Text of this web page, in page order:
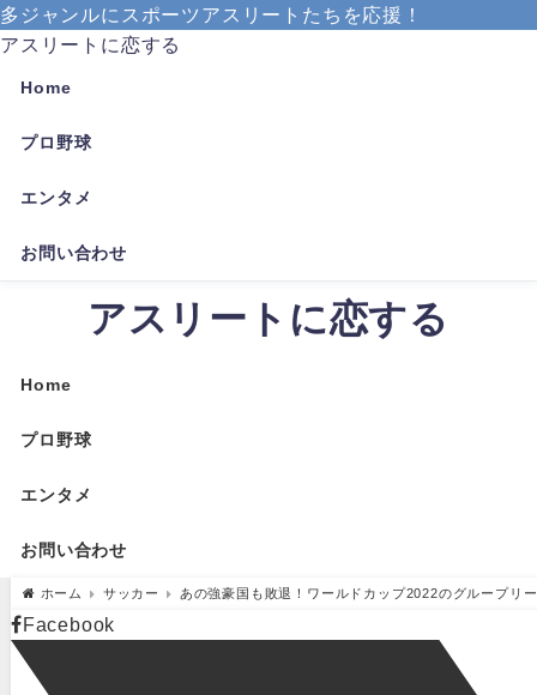
多ジャンルにスポーツアスリートたちを応援！
アスリートに恋する
Home
プロ野球
エンタメ
お問い合わせ
アスリートに恋する
Home
プロ野球
エンタメ
お問い合わせ
ホーム サッカー あの強豪国も敗退！ワールドカップ2022のグループリ
Facebook